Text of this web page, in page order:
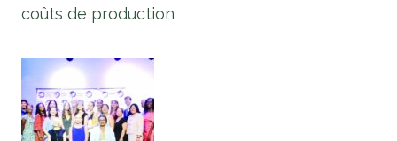
coûts de production